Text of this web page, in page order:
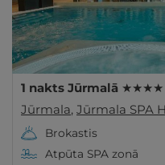
1 nakts Jūrmalā ★★★★
Jūrmala, Jūrmala SPA
Brokastis
Atpūta SPA zonā